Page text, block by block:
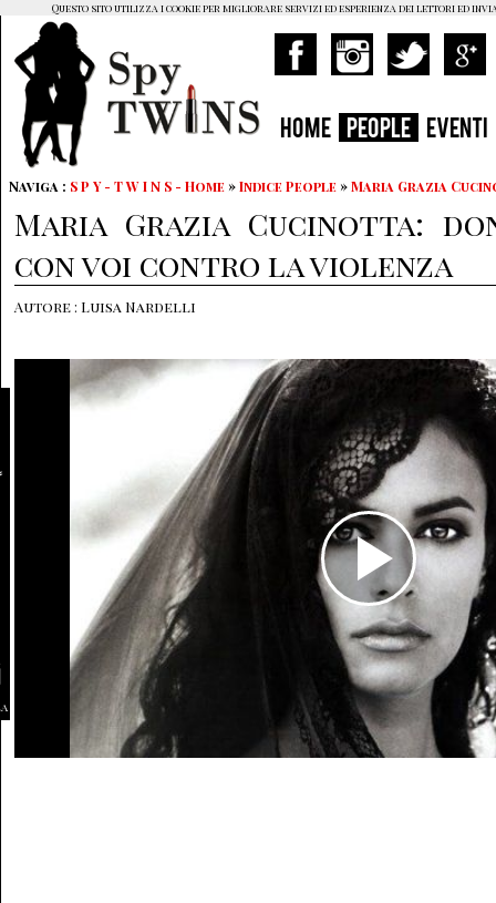
HOME PEOPLE EVENTI
Naviga : S P Y - T W I N S - Home »Indice People »Maria Grazia
Maria Grazia Cucinotta:
con voi contro la violenza
Autore : Luisa Nardelli
Questo sito utilizza i cookie per migliorare servizi ed esperienza dei lettori ed